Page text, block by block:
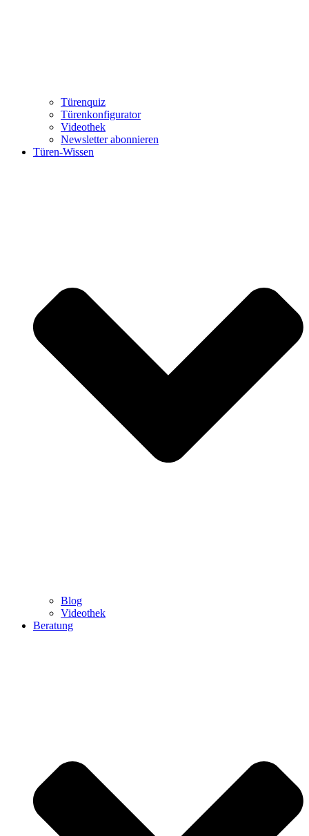
Türenquiz
Türenkonfigurator
Videothek
Newsletter abonnieren
Türen-Wissen
Blog
Videothek
Beratung